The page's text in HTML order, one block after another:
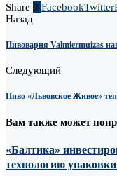
Share 0 FacebookTwitter
Назад
Пивоварня Valmiermuizas
Следующий
Пиво «Львовское Живое»
Вам также может
«Балтика»
технологию